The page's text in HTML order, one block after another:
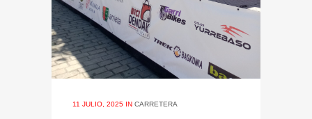
11 JULIO, 2025 IN CARRETERA